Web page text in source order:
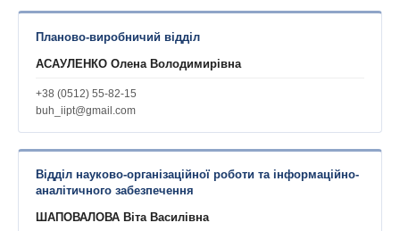
Планово-виробничий відділ
АСАУЛЕНКО Олена Володимирівна
+38 (0512) 55-82-15
buh_iipt@gmail.com
Відділ науково-організаційної роботи та інформаційно-
аналітичного забезпечення
ШАПОВАЛОВА Віта Василівна